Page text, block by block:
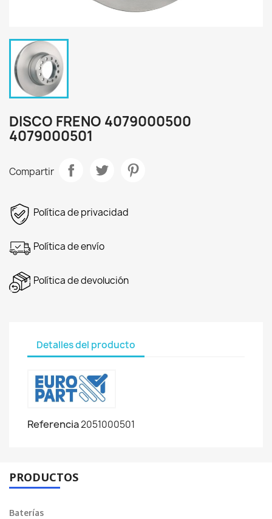
DISCO FRENO 4079000500
4079000501
Compartir
Política de privacidad
Política de envío
Política de devolución
Detalles del producto
Referencia2051000501
PRODUCTOS
Baterías